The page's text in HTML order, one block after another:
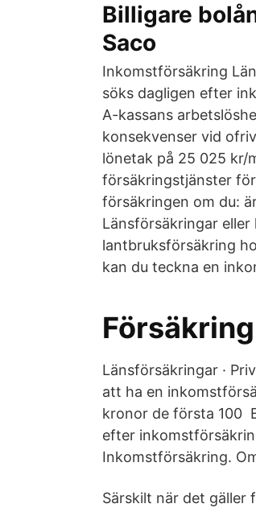
Billigare
Saco
Inkomstförsäkring
söks dagligen efter
A-kassans
konsekvenser vid
lönetak på 25 025 kr/
försäkringstjänster
försäkringen om du:
Länsförsäkringar
lantbruksförsäkring
kan du teckna en
Länsförsäkringar ·
att ha en
kronor de första 100
efter
Inkomstförsäkring.
Särskilt när det gäller